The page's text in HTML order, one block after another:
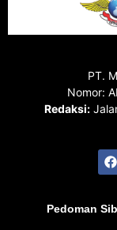
PT.
Nomor:
Redaksi:
Pedoman